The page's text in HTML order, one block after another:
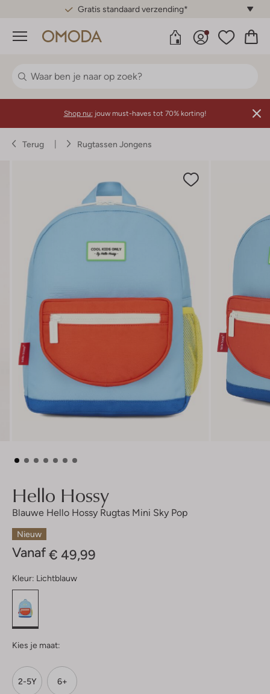
Gratis standaard verzending*
Menu
Shop nu: jouw must-haves tot 70% korting!
Terug Rugtassen Jongens
Hello Hossy
Blauwe Hello Hossy Rugtas Mini Sky Pop
Nieuw
Vanaf € 49,99
Kleur: Lichtblauw
Kies je maat:
2-5Y 6+